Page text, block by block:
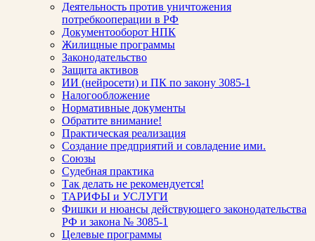
Деятельность против уничтожения
потребкооперации в РФ
Документооборот НПК
Жилищные программы
Законодательство
Защита активов
ИИ (нейросети) и ПК по закону 3085-1
Налогообложение
Нормативные документы
Обратите внимание!
Практическая реализация
Создание предприятий и совладение ими.
Союзы
Судебная практика
Так делать не рекомендуется!
ТАРИФЫ и УСЛУГИ
Фишки и нюансы действующего законодательства
РФ и закона № 3085-1
Целевые программы